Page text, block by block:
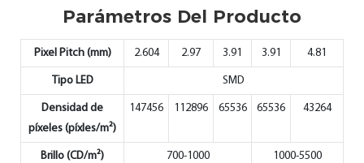
Parámetros Del Producto
Pixel Pitch (mm) 2.604 2.97 3.91 3.91 4.81
Tipo LED SMD
Densidad de
píxeles (píxles/m²)
147456 112896 65536 65536 43264
Brillo (CD/m²) 700-1000 1000-5500